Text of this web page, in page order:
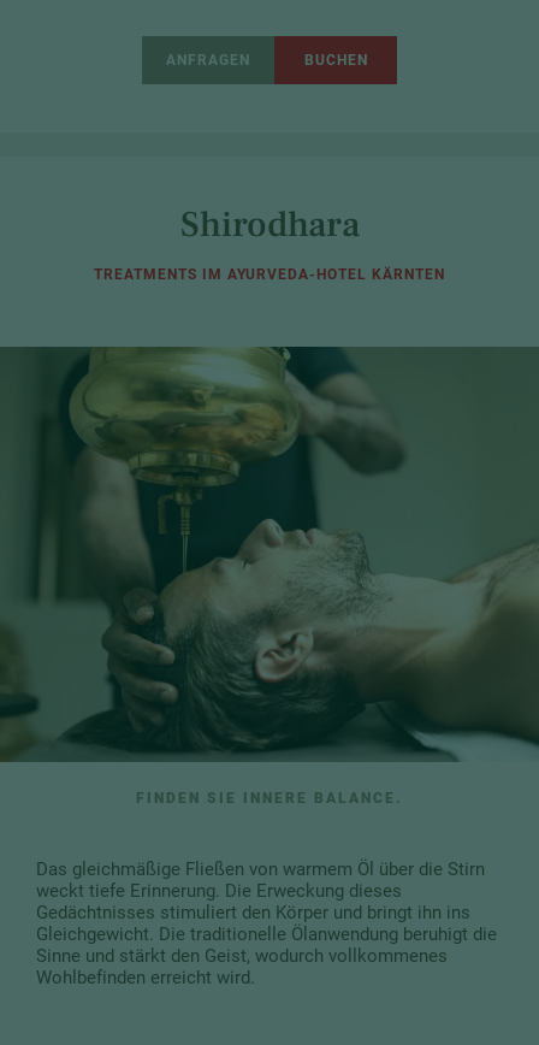
ANFRAGEN BUCHEN
Shirodhara
TREATMENTS IM AYURVEDA-HOTEL KÄRNTEN
FINDEN SIE INNERE BALANCE.
Das gleichmäßige Fließen von warmem Öl über die Stirn
weckt tiefe Erinnerung. Die Erweckung dieses
Gedächtnisses stimuliert den Körper und bringt ihn ins
Gleichgewicht. Die traditionelle Ölanwendung beruhigt die
Sinne und stärkt den Geist, wodurch vollkommenes
Wohlbefinden erreicht wird.